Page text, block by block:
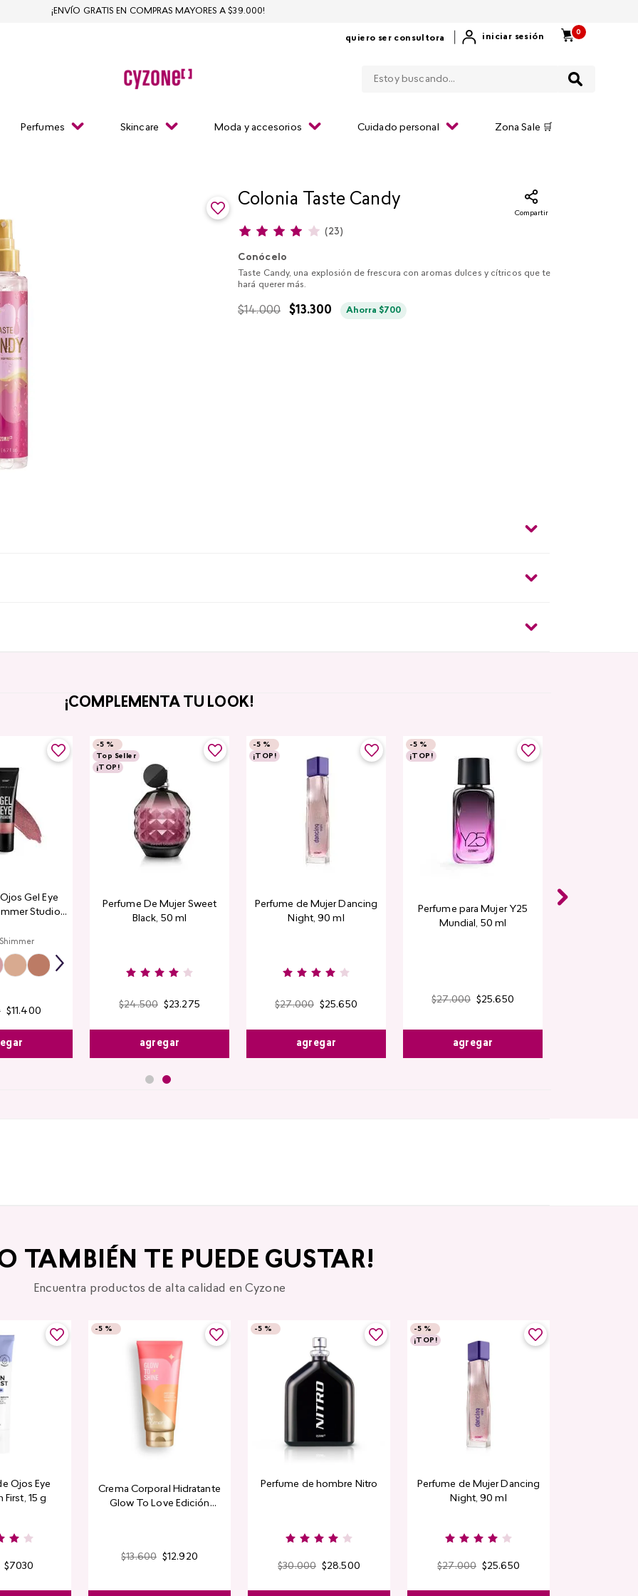
quiero ser consultora iniciar sesión
0
Perfumes Skincare Moda y accesorios Cuidado personal Zona Sale 🛒
¡ENVÍO GRATIS EN COMPRAS MAYORES A $39.000!
Colonia Taste Candy
Compartir
(23)
Conócelo
Taste Candy, una explosión de frescura con aromas dulces y cítricos que te
hará querer más.
$14.000 $13.300 Ahorra$700
¡COMPLEMENTA TU LOOK!
Gel Eye
Studio
$11 .400
-5 %
Top Seller
¡TOP!
Perfume De Mujer Sweet
Black, 50 ml
$24.500 $23.275
agregar
-5 %
¡TOP!
Perfume de Mujer Dancing
Night, 90 ml
$27.000 $25.650
agregar
-5 %
¡TOP!
Perfume para Mujer Y25
Mundial​, 50 ml
$27.000 $25.650
agregar
TAMBIÉN TE PUEDE GUSTAR!
Encuentra productos de alta calidad en Cyzone
Ojos Eye
First, 15 g
$7030
-5 %
Crema Corporal Hidratante
Glow To Love Edición
$13.600 $12.920
-5 %
Perfume de hombre Nitro
$30.000 $28.500
-5 %
¡TOP!
Perfume de Mujer Dancing
Night, 90 ml
$27.000 $25.650